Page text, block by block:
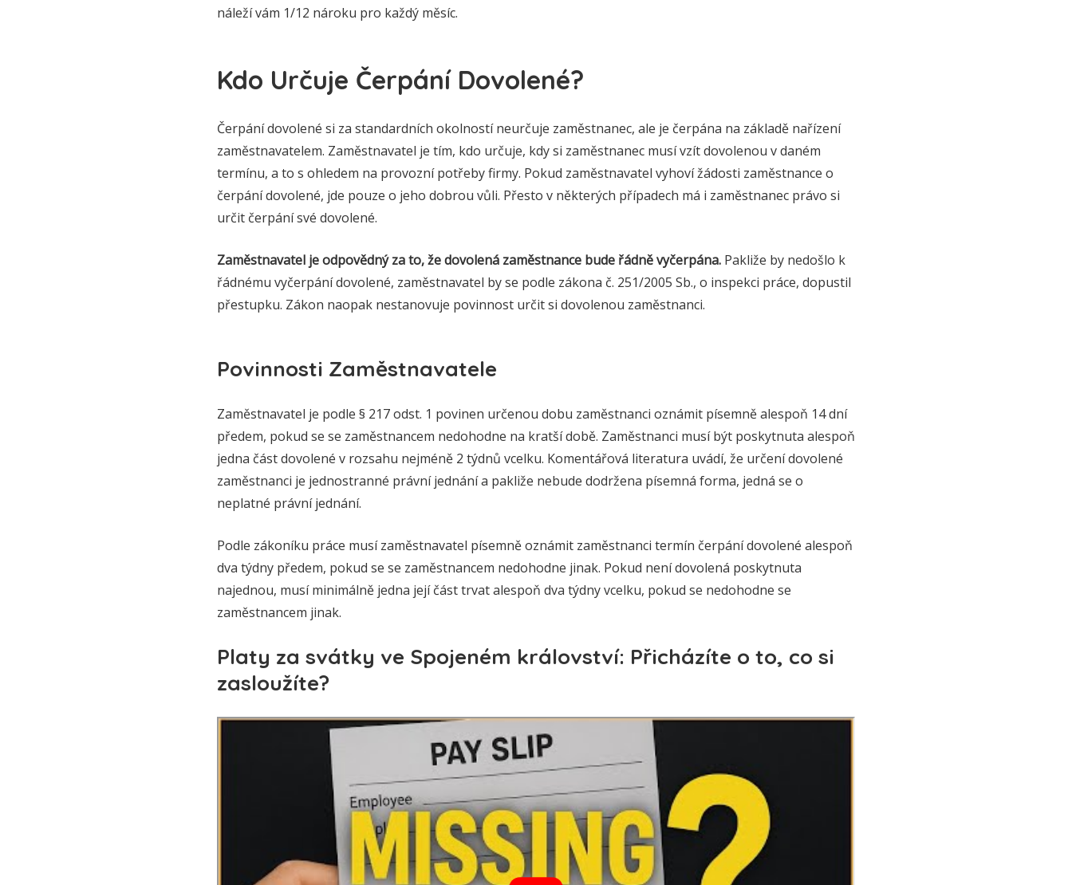
náleží vám 1/12 nároku pro každý měsíc.
Kdo Určuje Čerpání Dovolené?
Čerpání dovolené si za standardních okolností neurčuje zaměstnanec, ale je čerpána na základě nařízení
zaměstnavatelem. Zaměstnavatel je tím, kdo určuje, kdy si zaměstnanec musí vzít dovolenou v daném
termínu, a to s ohledem na provozní potřeby firmy. Pokud zaměstnavatel vyhoví žádosti zaměstnance o
čerpání dovolené, jde pouze o jeho dobrou vůli. Přesto v některých případech má i zaměstnanec právo si
určit čerpání své dovolené.
Zaměstnavatel je odpovědný za to, že dovolená zaměstnance bude řádně vyčerpána. Pakliže by nedošlo k
řádnému vyčerpání dovolené, zaměstnavatel by se podle zákona č. 251/2005 Sb., o inspekci práce, dopustil
přestupku. Zákon naopak nestanovuje povinnost určit si dovolenou zaměstnanci.
Povinnosti Zaměstnavatele
Zaměstnavatel je podle § 217 odst. 1 povinen určenou dobu zaměstnanci oznámit písemně alespoň 14 dní
předem, pokud se se zaměstnancem nedohodne na kratší době. Zaměstnanci musí být poskytnuta alespoň
jedna část dovolené v rozsahu nejméně 2 týdnů vcelku. Komentářová literatura uvádí, že určení dovolené
zaměstnanci je jednostranné právní jednání a pakliže nebude dodržena písemná forma, jedná se o
neplatné právní jednání.
Podle zákoníku práce musí zaměstnavatel písemně oznámit zaměstnanci termín čerpání dovolené alespoň
dva týdny předem, pokud se se zaměstnancem nedohodne jinak. Pokud není dovolená poskytnuta
najednou, musí minimálně jedna její část trvat alespoň dva týdny vcelku, pokud se nedohodne se
zaměstnancem jinak.
Platy za svátky ve Spojeném království: Přicházíte o to, co si
zasloužíte?